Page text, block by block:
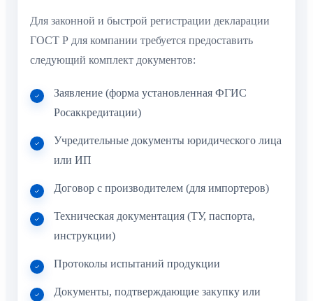
Для законной и быстрой регистрации декларации
ГОСТ Р для компании требуется предоставить
следующий комплект документов:
Заявление (форма установленная ФГИС
Росаккредитации)
Учредительные документы юридического лица
или ИП
Договор с производителем (для импортеров)
Техническая документация (ТУ, паспорта,
инструкции)
Протоколы испытаний продукции
Документы, подтверждающие закупку или